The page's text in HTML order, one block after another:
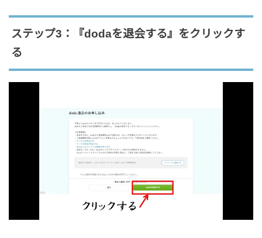
ステップ3：『dodaを退会する』をクリックす
る